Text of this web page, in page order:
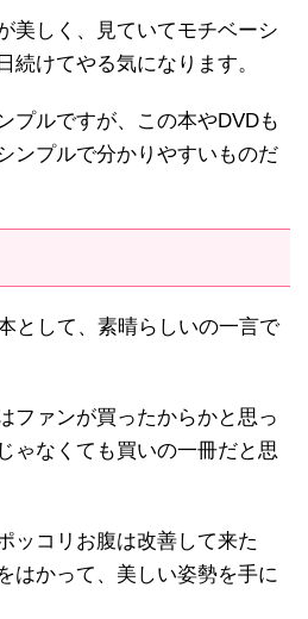
美しく、見ていてモチベーシ
続けてやる気になります。
プルですが、この本やDVDも
ンプルで分かりやすいものだ
として、素晴らしいの一言で
ファンが買ったからかと思っ
ゃなくても買いの一冊だと思
ッコリお腹は改善して来た
はかって、美しい姿勢を手に